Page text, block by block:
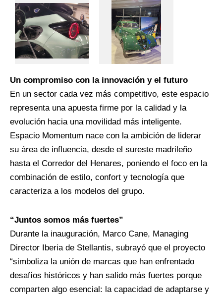
Un compromiso con la innovación y el futuro
En un sector cada vez más competitivo, este espacio
representa una apuesta firme por la calidad y la
evolución hacia una movilidad más inteligente.
Espacio Momentum nace con la ambición de liderar
su área de influencia, desde el sureste madrileño
hasta el Corredor del Henares, poniendo el foco en la
combinación de estilo, confort y tecnología que
caracteriza a los modelos del grupo.
“Juntos somos más fuertes”
Durante la inauguración, Marco Cane, Managing
Director Iberia de Stellantis, subrayó que el proyecto
“simboliza la unión de marcas que han enfrentado
desafíos históricos y han salido más fuertes porque
comparten algo esencial: la capacidad de adaptarse y